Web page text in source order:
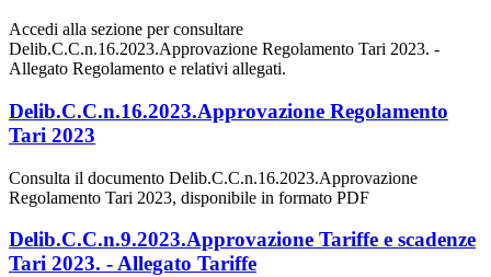
Accedi alla sezione per consultare
Delib.C.C.n.16.2023.Approvazione Regolamento Tari 2023. -
Allegato Regolamento e relativi allegati.
Delib.C.C.n.16.2023.Approvazione Regolamento
Tari 2023
Consulta il documento Delib.C.C.n.16.2023.Approvazione
Regolamento Tari 2023, disponibile in formato PDF
Delib.C.C.n.9.2023.Approvazione Tariffe e scadenze
Tari 2023. - Allegato Tariffe